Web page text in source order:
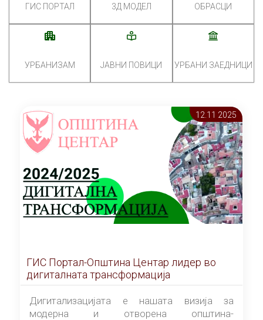
ГИС ПОРТАЛ 3Д МОДЕЛ ОБРАСЦИ
УРБАНИЗАМ ЈАВНИ ПОВИЦИ УРБАНИ ЗАЕДНИЦИ
12.11 2025
ГИС Портал-Општина Центар лидер во
дигиталната трансформација
Дигитализацијата е нашата визија за
модерна и отворена општина-